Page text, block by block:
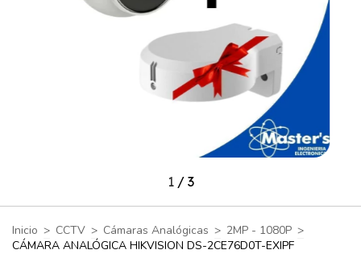
1/ 3
Inicio > CCTV > Cámaras Analógicas > 2MP - 1080P >
CÁMARA ANALÓGICA HIKVISION DS-2CE76D0T-EXIPF